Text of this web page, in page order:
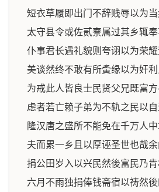
短衣草履即出门不辞贱辱以为
太守县令或佐贰寮属过其乡辄
仆事君长遇礼貌则夸诩以为荣
美谈然终不敢有所夤缘以为奸
为戒此人皆良士民贤父兄既富
虑者若亡赖子弟为不轨之民以
隆汉唐之盛所不能免在千万人
夫而累一乡且以厚诬圣世也哉
捐公田岁入以兴民然後富民乃
六月不雨独捐俸钱斋宿以祷然